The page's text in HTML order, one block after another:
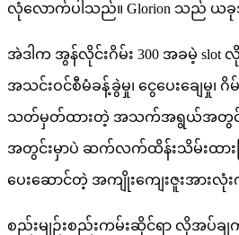
လုံလောက်ပါသည်။ Glorion သည် ယခုအခါ
အဲဒါက အွန်လိုင်းဂိမ်း 300 အခမဲ့ slot
အသင်းဝင်စီမံခန့်ခွဲမှု၊ ငွေပေးချေ
သတ်မှတ်ထားတဲ့ အသက်အရွယ်အတွင်းမှ
အတွင်းမှာပဲ ဆက်လက်ထိန်းသိမ်းထားခ
ပေးဆောင်တဲ့ အကျိုးကျေးဇူးအားလုံးကို
စည်းမျဉ်းစည်းကမ်းဆိုင်ရာ လိုအပ်ခ